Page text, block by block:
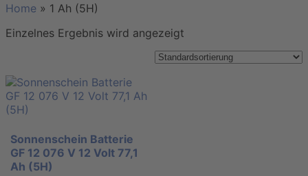
Home » 1 Ah (5H)
Einzelnes Ergebnis wird angezeigt
Sonnenschein Batterie
GF 12 076 V 12 Volt 77,1
Ah (5H)